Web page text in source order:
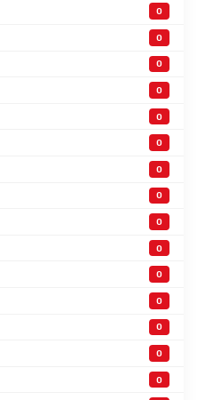
0
0
0
0
0
0
0
0
0
0
0
0
0
0
0